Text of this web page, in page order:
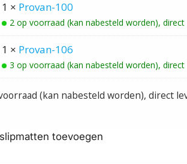
1 × Provan-100
2 op voorraad (kan nabesteld worden)
1 × Provan-106
3 op voorraad (kan nabesteld worden)
(kan nabesteld worden)
toevoegen